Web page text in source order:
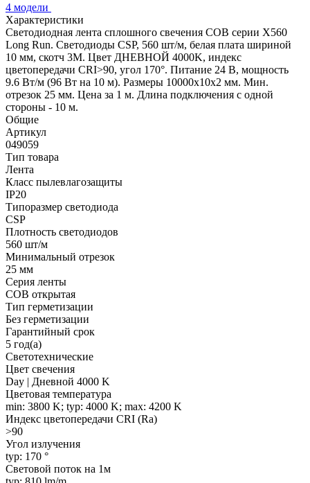
4 модели
Характеристики
Светодиодная лента сплошного свечения COB серии X560
Long Run. Светодиоды CSP, 560 шт/м, белая плата шириной
10 мм, скотч 3M. Цвет ДНЕВНОЙ 4000K, индекс
цветопередачи CRI>90, угол 170°. Питание 24 В, мощность
9.6 Вт/м (96 Вт на 10 м). Размеры 10000х10х2 мм. Мин.
отрезок 25 мм. Цена за 1 м. Длина подключения с одной
стороны - 10 м.
Общие
Артикул
049059
Тип товара
Лента
Класс пылевлагозащиты
IP20
Типоразмер светодиода
CSP
Плотность светодиодов
560 шт/м
Минимальный отрезок
25 мм
Серия ленты
COB открытая
Тип герметизации
Без герметизации
Гарантийный срок
5 год(а)
Светотехнические
Цвет свечения
Day | Дневной 4000 K
Цветовая температура
min: 3800 K; typ: 4000 K; max: 4200 K
Индекс цветопередачи CRI (Ra)
>90
Угол излучения
typ: 170 °
Световой поток на 1м